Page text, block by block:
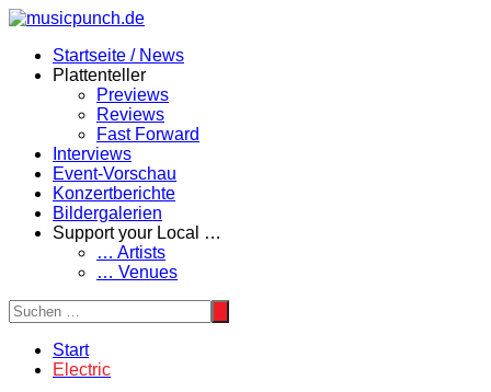
Zum
springenStartseite / News
Plattenteller
Previews
Reviews
Fast Forward
Interviews
Event-Vorschau
Konzertberichte
Bildergalerien
Support your Local …
… Artists
… Venues
Start
Electric